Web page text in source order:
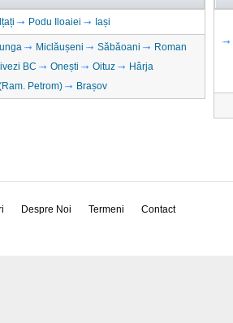
Podu Iloaiei Iași
Miclăușeni Săbăoani
Roman
BC Onești Oituz
Hârja
Petrom) Brașov
Despre Noi Termeni Contact